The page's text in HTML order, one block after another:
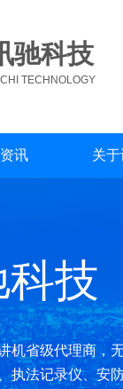
驰科技
TECHNOLOGY
讯 关
科技
机省级代理商，
执法记录仪、安